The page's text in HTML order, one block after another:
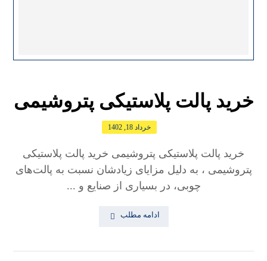
خرید پالت پلاستیکی پتروشیمی
خرداد 18, 1402
خرید پالت پلاستیکی پتروشیمی خرید پالت پلاستیکی
پتروشیمی ، به دلیل مزایای زیادشان نسبت به پالت‌های
چوبی، در بسیاری از صنایع و ...
ادامه مطلب